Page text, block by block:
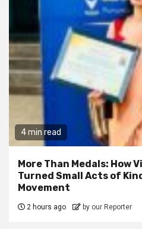
4 min read
More Than Medals: How
Turned Small Acts of
Movement
2 hours ago by our Reporter